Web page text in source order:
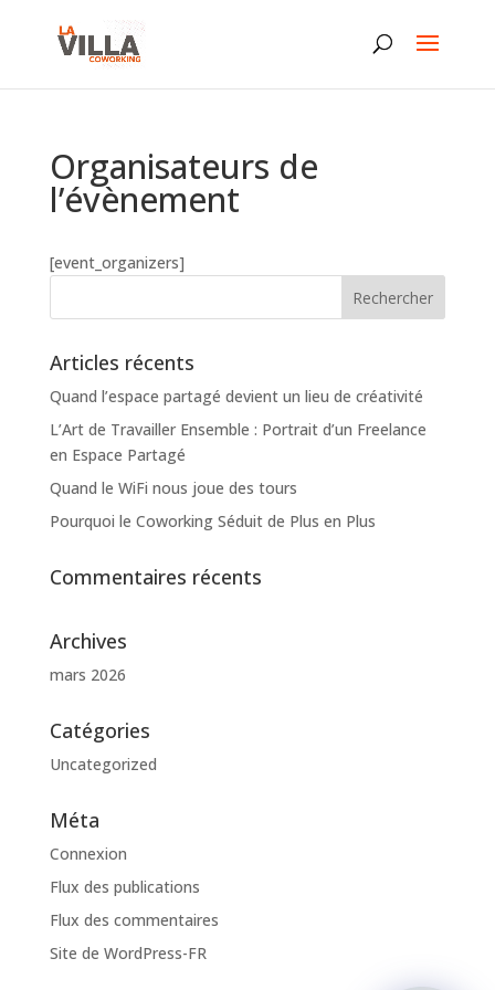
Organisateurs de
l’évènement
[event_organizers]
Articles récents
Quand l’espace partagé devient un lieu de créativité
L’Art de Travailler Ensemble : Portrait d’un Freelance
en Espace Partagé
Quand le WiFi nous joue des tours
Pourquoi le Coworking Séduit de Plus en Plus
Commentaires récents
Archives
mars 2026
Catégories
Uncategorized
Méta
Connexion
Flux des publications
Flux des commentaires
Site de WordPress-FR